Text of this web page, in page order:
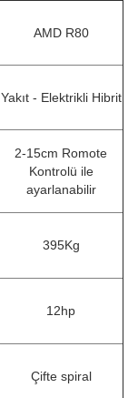
AMD R80
Yakıt - Elektrikli Hibrit
2-15cm Romote
Kontrolü ile
ayarlanabilir
395Kg
12hp
Çifte spiral